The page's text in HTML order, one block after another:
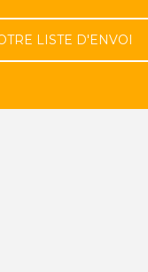
LISTE D'ENVOI